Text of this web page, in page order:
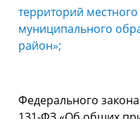
территорий
муниципального
район»;
Федерального